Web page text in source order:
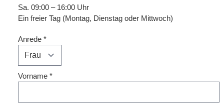
Sa. 09:00 – 16:00 Uhr
Ein freier Tag (Montag, Dienstag oder Mittwoch)
Anrede *
Vorname *